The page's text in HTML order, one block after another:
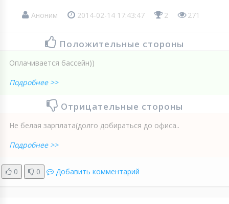
Аноним 2014-02-14 17:43:47 2 271
Положительные стороны
Оплачивается бассейн))
Подробнее >>
Отрицательные стороны
Не белая зарплата(долго добираться до офиса..
Подробнее >>
0 0 Добавить комментарий